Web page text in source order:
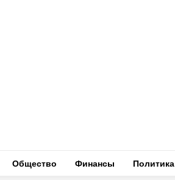
Общество Финансы Политика